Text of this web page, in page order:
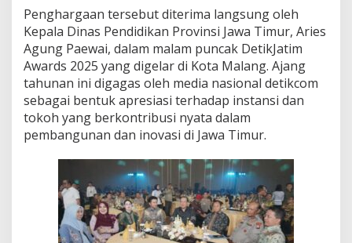
m
A
w
a
r
d
2
0
2
u
n
t
u
k
A
Penghargaan tersebut diterima langsung oleh
Kepala Dinas Pendidikan Provinsi Jawa Timur, Aries
Agung Paewai, dalam malam puncak DetikJatim
Awards 2025 yang digelar di Kota Malang. Ajang
tahunan ini digagas oleh media nasional detikcom
sebagai bentuk apresiasi terhadap instansi dan
tokoh yang berkontribusi nyata dalam
pembangunan dan inovasi di Jawa Timur.